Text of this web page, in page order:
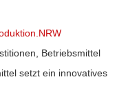
Betriebsmittel
setzt ein innovatives